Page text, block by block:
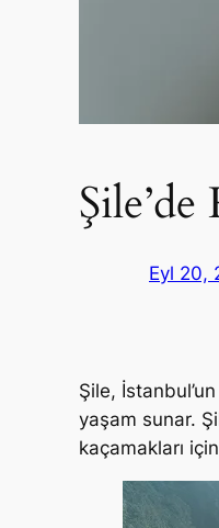
Eyl 20,
Şile,
yaşam sunar.
kaçamakları